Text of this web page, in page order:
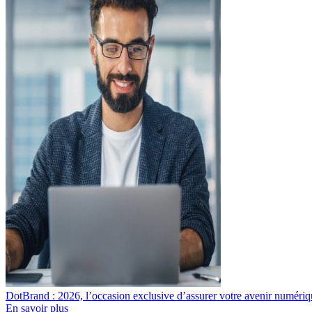
DotBrand : 2026, l’occasion exclusive d’assurer votre avenir
En savoir plus